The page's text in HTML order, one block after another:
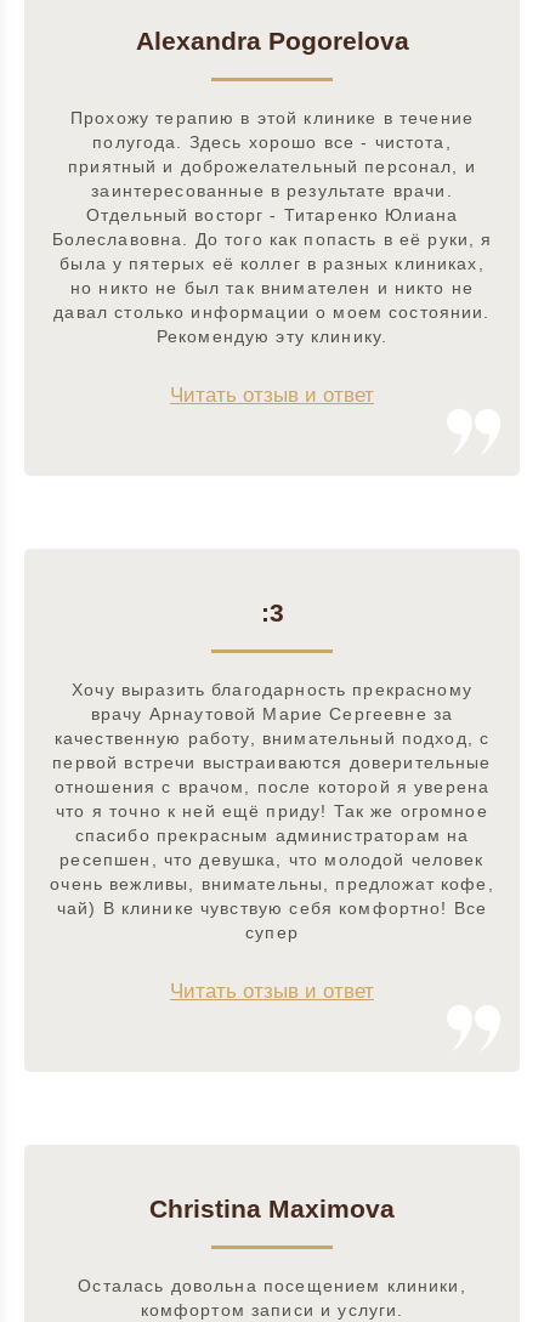
Alexandra Pogorelova
Прохожу терапию в этой клинике в течение
полугода. Здесь хорошо все - чистота,
приятный и доброжелательный персонал, и
заинтересованные в результате врачи.
Отдельный восторг - Титаренко Юлиана
Болеславовна. До того как попасть в её руки, я
была у пятерых её коллег в разных клиниках,
но никто не был так внимателен и никто не
давал столько информации о моем состоянии.
Рекомендую эту клинику.
Читать отзыв и ответ
:3
Хочу выразить благодарность прекрасному
врачу Арнаутовой Марие Сергеевне за
качественную работу, внимательный подход, с
первой встречи выстраиваются доверительные
отношения с врачом, после которой я уверена
что я точно к ней ещё приду! Так же огромное
спасибо прекрасным администраторам на
ресепшен, что девушка, что молодой человек
очень вежливы, внимательны, предложат кофе,
чай) В клинике чувствую себя комфортно! Все
супер
Читать отзыв и ответ
Christina Maximova
Осталась довольна посещением клиники,
комфортом записи и услуги.